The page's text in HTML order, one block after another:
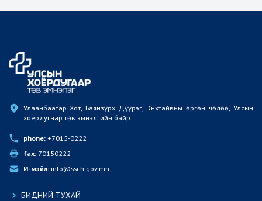
Улаанбаатар Хот, Баянзүрх Дүүрэг, Энхтайвны өргөн чөлөө, Улсын
хоёрдугаар төв эмнэлгийн байр
phone: +7015-0222
fax: 70150222
И-мэйл: info@ssch.gov.mn
БИДНИЙ ТУХАЙ